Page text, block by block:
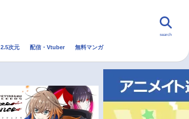
トレンド 無料マンガ
search
2.5次元 配信・Vtuber 無料マンガ